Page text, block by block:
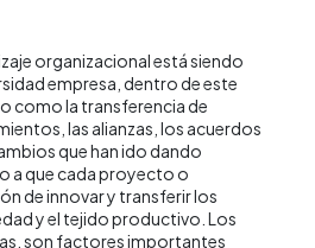
organizacional está siendo
empresa, dentro de este
como la transferencia de
las alianzas, los acuerdos
que han ido dando
a que cada proyecto o
de innovar y transferir los
y el tejido productivo. Los
son factores importantes